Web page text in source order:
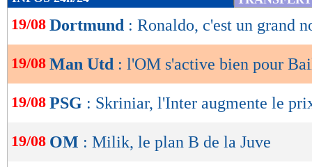
de
lecture
OK
19/08 Dortmund : Ronaldo, c'est un grand
19/08 Man Utd : l'OM s'active bien pour
19/08 PSG : Skriniar, l'Inter augmente le
19/08 OM : Milik, le plan B de la Juve